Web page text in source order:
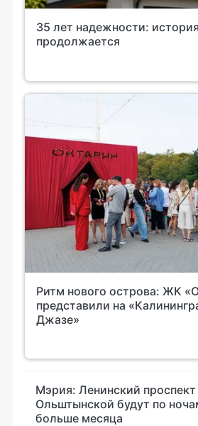
35 лет надежности:
продолжается
Ритм нового острова: ЖК
представили на
Джазе»
Мэрия: Ленинский проспект
Ольштынской будут по
больше месяца